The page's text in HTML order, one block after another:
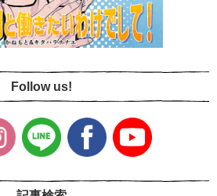
Follow us!